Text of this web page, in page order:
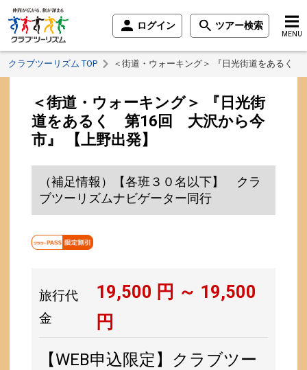
ログイン ツアー検索
MENU
クラブツーリズム TOP ＜街道・ウォーキング＞ 『日光街道をあるく
＜街道・ウォーキング＞ 『日光街
道をあるく 第16回 大沢から今
市』 【上野出発】
（補足情報）【各班３０名以下】 クラ
ブツーリズムナビゲーター同行
旅行代
金
19,500 円 ～ 19,500
円
【WEB申込限定】クラブツー